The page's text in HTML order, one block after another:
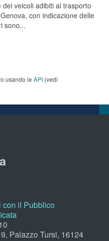
veicoli adibiti al trasporto
con indicazione delle
sono...
usando le API (vedi
il Pubblico
Palazzo Tursi, 16124